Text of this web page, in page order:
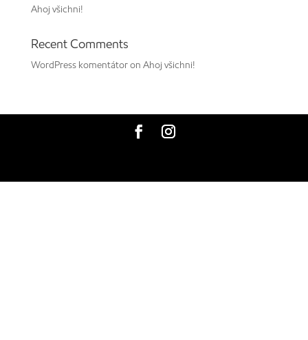
Ahoj všichni!
Recent Comments
WordPress komentátoron Ahoj všichni!